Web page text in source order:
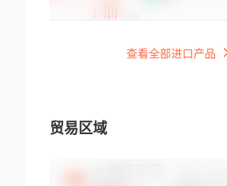
查看全部进口产品
贸易区域